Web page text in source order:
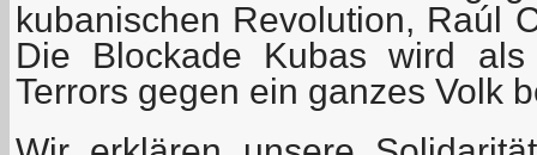
kubanischen Revolution, Raúl
Die Blockade Kubas wird
Terrors gegen ein ganzes Volk